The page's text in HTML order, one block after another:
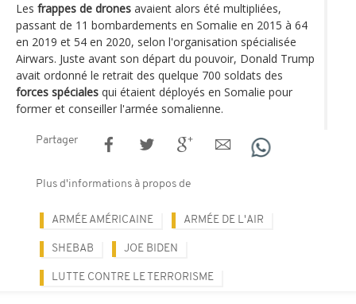
Les frappes de drones avaient alors été multipliées,
passant de 11 bombardements en Somalie en 2015 à 64
en 2019 et 54 en 2020, selon l'organisation spécialisée
Airwars. Juste avant son départ du pouvoir, Donald Trump
avait ordonné le retrait des quelque 700 soldats des
forces spéciales qui étaient déployés en Somalie pour
former et conseiller l'armée somalienne.
Partager
Plus d'informations à propos de
ARMÉE AMÉRICAINE ARMÉE DE L'AIR
SHEBAB JOE BIDEN
LUTTE CONTRE LE TERRORISME